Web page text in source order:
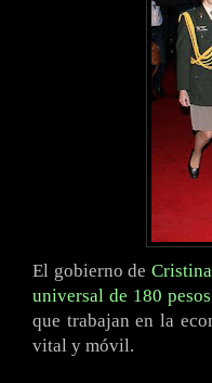
El gobierno de
universal de 180 pesos
que trabajan en la
vital y móvil.